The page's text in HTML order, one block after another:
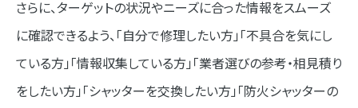
さらに、ターゲットの状況やニーズに合った情報をスムーズ
に確認できるよう、「自分で修理したい方」「不具合を気にし
ている方」「情報収集している方」「業者選びの参考・相見積り
をしたい方」「シャッターを交換したい方」「防火シャッターの